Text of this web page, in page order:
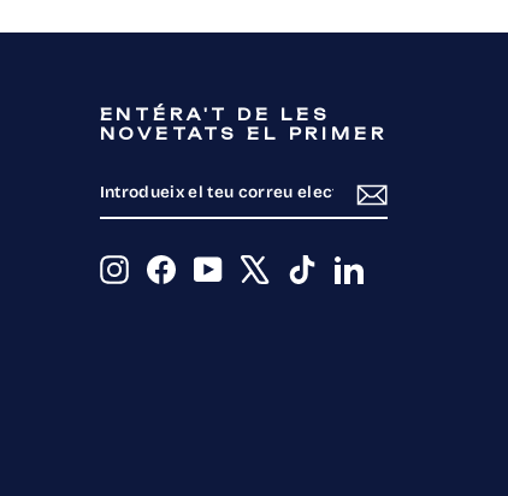
ENTÉRA'T DE LES
NOVETATS EL PRIMER
EL
TEU
ELECTRÒNIC
TE
InstagramFacebookYouTube TikTokLinkedIn